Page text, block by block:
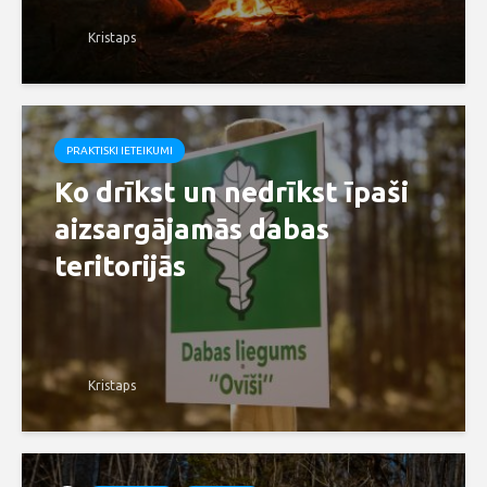
Kristaps
PRAKTISKI IETEIKUMI
Ko drīkst un nedrīkst īpaši
aizsargājamās dabas
teritorijās
Kristaps